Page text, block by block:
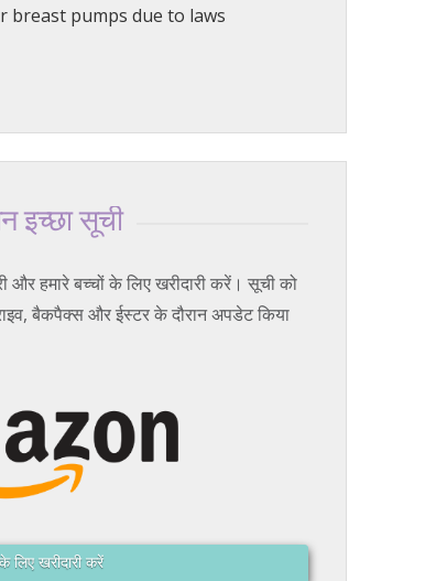
breast pumps due to laws
इच्छा सूची
और हमारे बच्चों के लिए खरीदारी करें। सूची को
बैकपैक्स और ईस्टर के दौरान अपडेट किया
लिए खरीदारी करें